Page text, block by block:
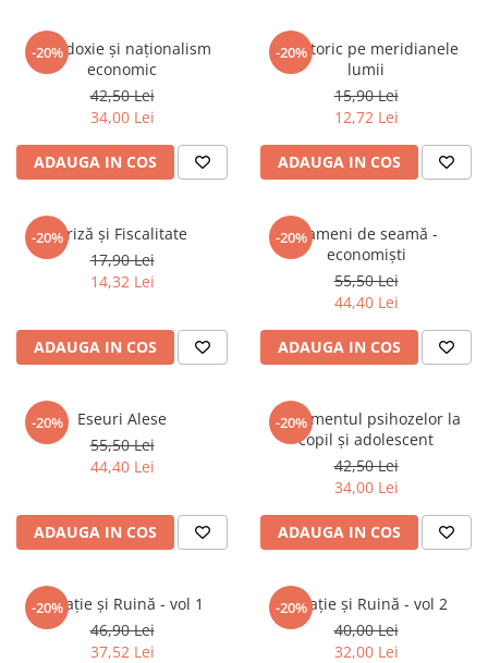
Reviste
Evenimentul Istoric
Evenimentul istoric - editii
electronice
-20%
Ortodoxie și naționalism
economic
42,50 Lei
34,00 Lei
ADAUGA IN COS
-20%
Un istoric pe meridianele
lumii
15,90 Lei
12,72 Lei
ADAUGA IN COS
-20%Criză și Fiscalitate
17,90 Lei
14,32 Lei
ADAUGA IN COS
-20%Oameni de seamă -
economiști
55,50 Lei
44,40 Lei
ADAUGA IN COS
-20%
Eseuri Alese
55,50 Lei
44,40 Lei
ADAUGA IN COS
-20%
Tratamentul psihozelor la
copil și adolescent
42,50 Lei
34,00 Lei
ADAUGA IN COS
-20%
Creație și Ruină - vol 1
46,90 Lei
37,52 Lei
-20%
Creație și Ruină - vol 2
40,00 Lei
32,00 Lei